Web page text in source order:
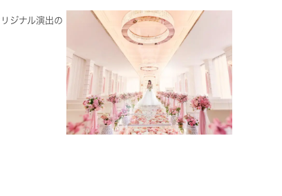
ジナル演出の